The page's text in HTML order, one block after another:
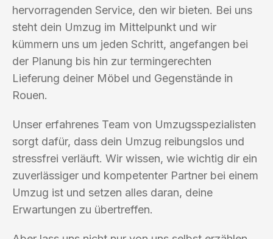
hervorragenden Service, den wir bieten. Bei uns
steht dein Umzug im Mittelpunkt und wir
kümmern uns um jeden Schritt, angefangen bei
der Planung bis hin zur termingerechten
Lieferung deiner Möbel und Gegenstände in
Rouen.
Unser erfahrenes Team von Umzugsspezialisten
sorgt dafür, dass dein Umzug reibungslos und
stressfrei verläuft. Wir wissen, wie wichtig dir ein
zuverlässiger und kompetenter Partner bei einem
Umzug ist und setzen alles daran, deine
Erwartungen zu übertreffen.